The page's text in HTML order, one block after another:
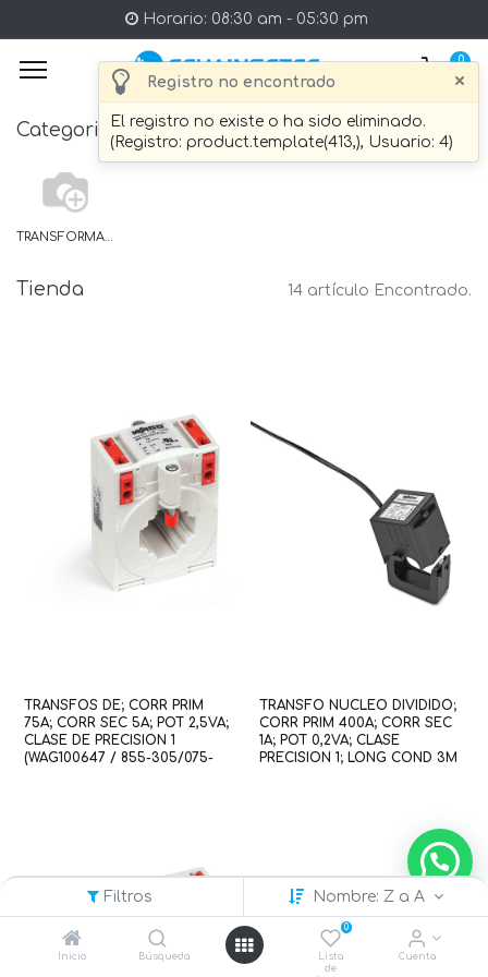
Registro no encontrado ×
El registro no existe o ha sido eliminado.
(Registro: product.template(413,), Usuario: 4)
Filtros Nombre: Z a A
Inicio Búsqueda
0
Lista
de
Cuenta
Horario: 08:30 am - 05:30 pm
0
Categories
TRANSFORMADOR DE CORRIENTE PRIMARIA
Tienda 14 artículo Encontrado.
TRANSFOS DE; CORR PRIM
75A; CORR SEC 5A; POT 2,5VA;
CLASE DE PRECISION 1
(WAG100647 / 855-305/075-
TRANSFO NUCLEO DIVIDIDO;
CORR PRIM 400A; CORR SEC
1A; POT 0,2VA; CLASE
PRECISION 1; LONG COND 3M